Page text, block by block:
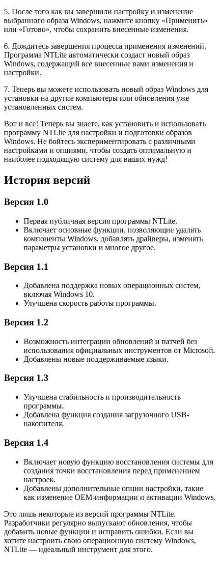
5. После того как вы завершили настройку и изменение
выбранного образа Windows, нажмите кнопку «Применить»
или «Готово», чтобы сохранить внесенные изменения.
6. Дождитесь завершения процесса применения изменений.
Программа NTLite автоматически создаст новый образ
Windows, содержащий все внесенные вами изменения и
настройки.
7. Теперь вы можете использовать новый образ Windows для
установки на другие компьютеры или обновления уже
установленных систем.
Вот и все! Теперь вы знаете, как установить и использовать
программу NTLite для настройки и подготовки образов
Windows. Не бойтесь экспериментировать с различными
настройками и опциями, чтобы создать оптимальную и
наиболее подходящую систему для ваших нужд!
История версий
Версия 1.0
Первая публичная версия программы NTLite.
Включает основные функции, позволяющие удалять
компоненты Windows, добавлять драйверы, изменять
параметры установки и многое другое.
Версия 1.1
Добавлена поддержка новых операционных систем,
включая Windows 10.
Улучшена скорость работы программы.
Версия 1.2
Возможность интеграции обновлений и патчей без
использования официальных инструментов от Microsoft.
Добавлены новые поддерживаемые языки.
Версия 1.3
Улучшена стабильность и производительность
программы.
Добавлена функция создания загрузочного USB-
накопителя.
Версия 1.4
Включает новую функцию восстановления системы для
создания точки восстановления перед применением
настроек.
Добавлены дополнительные опции настройки, такие
как изменение OEM-информации и активации Windows.
Это лишь некоторые из версий программы NTLite.
Разработчики регулярно выпускают обновления, чтобы
добавить новые функции и исправить ошибки. Если вы
хотите настроить свою операционную систему Windows,
NTLite — идеальный инструмент для этого.